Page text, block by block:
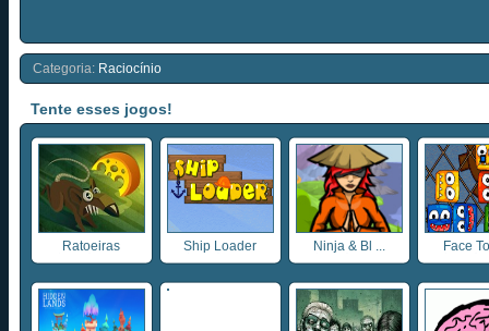
Categoria: Raciocínio
Tente esses jogos!
Ratoeiras Ship Loader Ninja & Bl ... Face